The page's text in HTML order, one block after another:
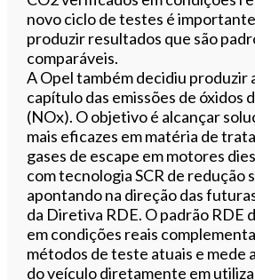
novo ciclo de testes é
produzir resultados que são
comparáveis.
A Opel também decidiu produzir
capítulo das emissões de óxidos
(NOx). O objetivo é alcançar
mais eficazes em matéria de
gases de escape em motores
com tecnologia SCR de redução
apontando na direção das
da Diretiva RDE. O padrão RDE
em condições reais
métodos de teste atuais e mede
do veículo diretamente em